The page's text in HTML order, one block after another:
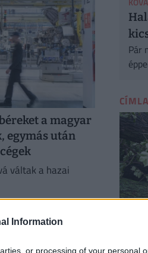
Information
or processing of your personal
a magyar
egymás után
váltak a hazai
Pár